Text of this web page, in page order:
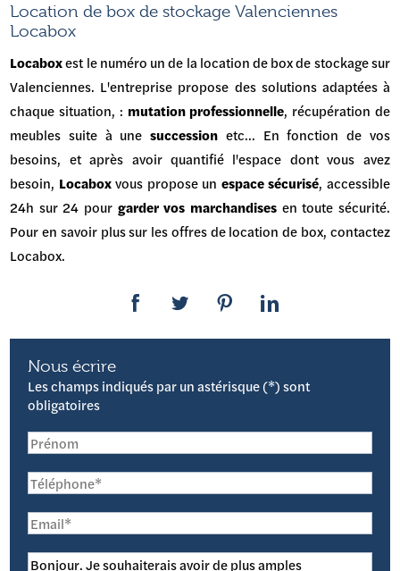
Location de box de stockage Valenciennes
Locabox
Locaboxest le numéro un de la location de box de stockage sur
Valenciennes. L'entreprise propose des solutions adaptées à
chaque situation, : mutation professionnelle, récupération de
meubles suite à unesuccession etc... En fonction de vos
besoins, et après avoir quantifié l'espace dont vous avez
besoin, Locaboxvous propose un espace sécurisé, accessible
24h sur 24 pour garder vos marchandisesen toute sécurité.
Pour en savoir plus sur les offres de location de box, contactez
Locabox.
Nous écrire
Les champs indiqués par un astérisque (*) sont
obligatoires